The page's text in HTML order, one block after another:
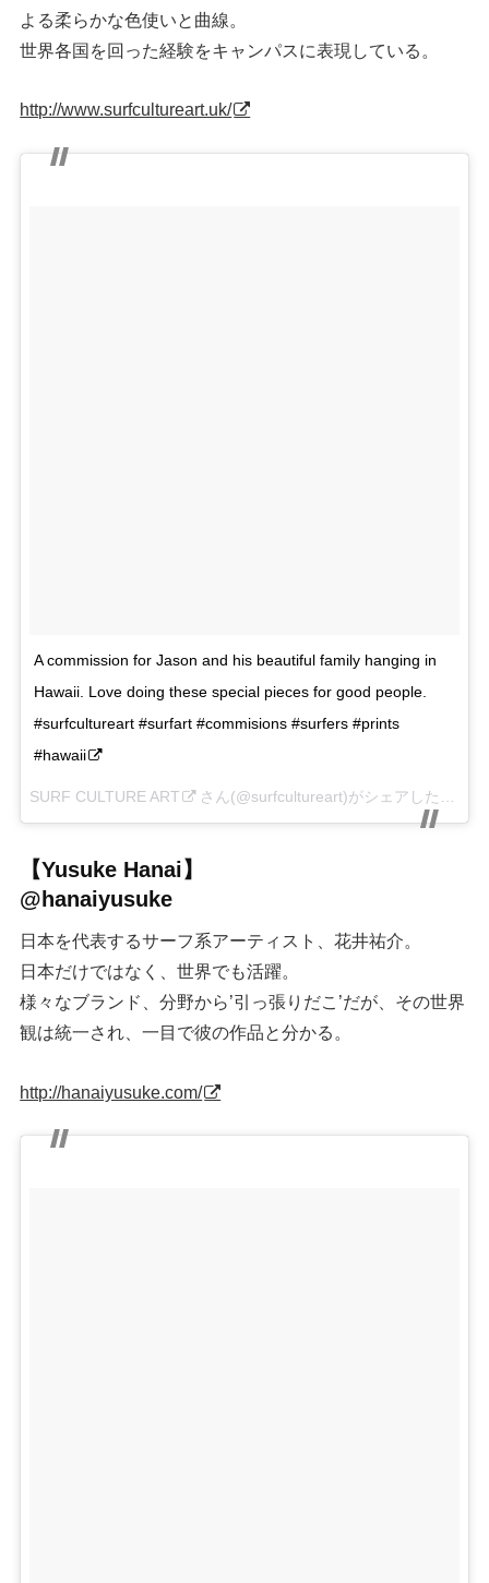
よる柔らかな色使いと曲線。
世界各国を回った経験をキャンパスに表現している。
http://www.surfcultureart.uk/
A commission for Jason and his beautiful family hanging in
Hawaii. Love doing these special pieces for good people.
#surfcultureart #surfart #commisions #surfers #prints
#hawaii
SURF CULTURE ART さん(@surfcultureart)がシェアした投稿 –
【Yusuke Hanai】
@hanaiyusuke
日本を代表するサーフ系アーティスト、花井祐介。
日本だけではなく、世界でも活躍。
様々なブランド、分野から’引っ張りだこ’だが、その世界
観は統一され、一目で彼の作品と分かる。
http://hanaiyusuke.com/